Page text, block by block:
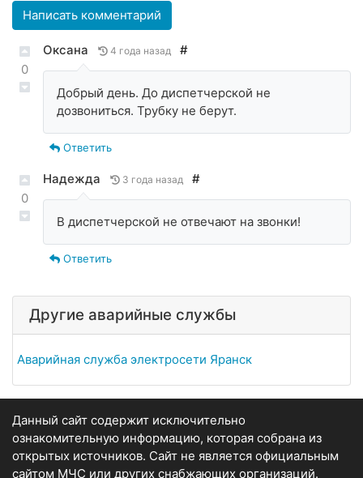
Написать комментарий
0
Оксана 4 года назад #
Добрый день. До диспетчерской не
дозвониться. Трубку не берут.
Ответить
0
Надежда 3 года назад #
В диспетчерской не отвечают на звонки!
Ответить
Другие аварийные службы
Аварийная служба электросети Яранск
Данный сайт содержит исключительно
ознакомительную информацию, которая собрана из
открытых источников. Сайт не является официальным
сайтом МЧС или других снабжающих организаций.